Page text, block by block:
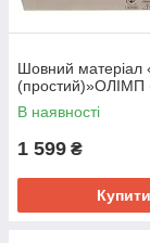
Шовний матеріал
(простий)»ОЛІМП
В наявності
1 599 ₴
Купити